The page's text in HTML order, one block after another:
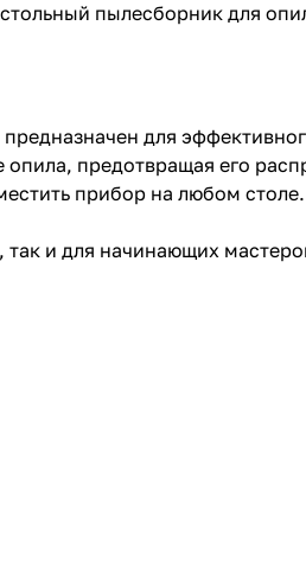
пылесборник для
для
предотвращая его
прибор на любом столе.
и для начинающих